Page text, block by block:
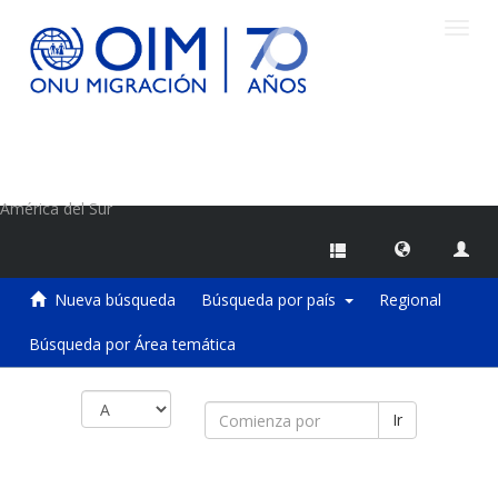
América del Sur
Nueva búsqueda Búsqueda por país Regional
Búsqueda por Área temática
Ir